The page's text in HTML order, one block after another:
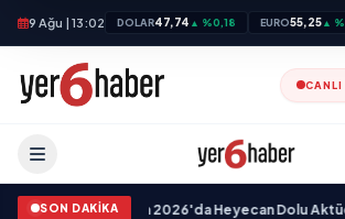
9 Ağu | 13:02 DOLAR47,74 ▲ %0,18 EURO55,25▲
CANLI
SON DAKİKA
18 Haziran 2026'da Heyecan Dolu Aktüel